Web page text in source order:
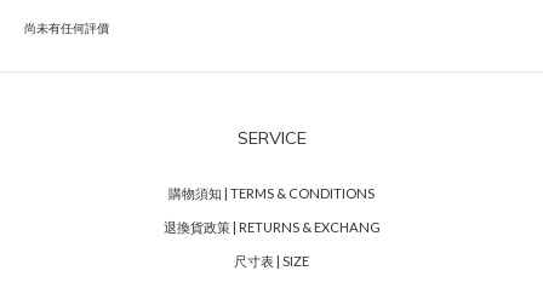
尚未有任何評價
SERVICE
購物須知 | TERMS & CONDITIONS
退換貨政策 | RETURNS & EXCHANG
尺寸表 | SIZE